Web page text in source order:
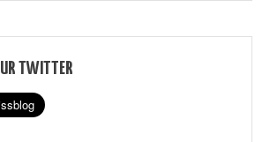
TWITTER